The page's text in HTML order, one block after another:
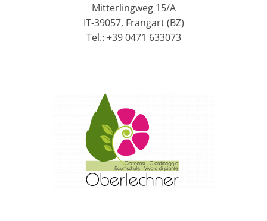
Mitterlingweg 15/A
IT-39057, Frangart (BZ)
Tel.: +39 0471 633073